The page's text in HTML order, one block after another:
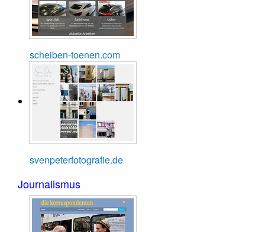
scheiben-toenen.com
svenpeterfotografie.de
Journalismus